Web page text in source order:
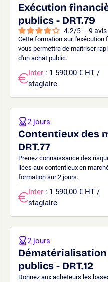
Exécution
publics - DRT.79
4.2/5 - 9 avis
Cette formation sur l'exécution
vous permettra de maîtriser
d'un achat public.
Inter : 1 590,00 € HT /
stagiaire
Contentieux des
DRT.77
Prenez connaissance des
liées aux contentieux en
formation sur 2 jours.
2 jours
Inter : 1 590,00 € HT /
stagiaire
publics - DRT.12
Donnez aux acheteurs les
2 jours